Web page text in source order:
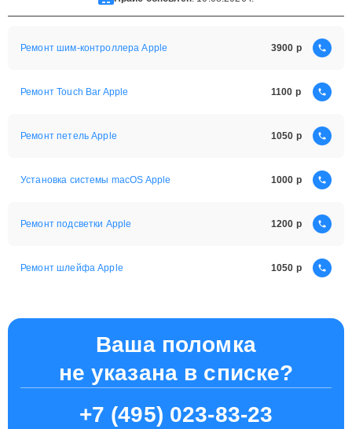
Ремонт шим-контроллера Apple 3900
Ремонт Touch Bar Apple 1100
Ремонт петель Apple 1050
Установка системы macOS Apple 1000
Ремонт подсветки Apple 1200
Ремонт шлейфа Apple 1050
Ваша поломка
не указана в списке?
+7 (495) 023-83-23